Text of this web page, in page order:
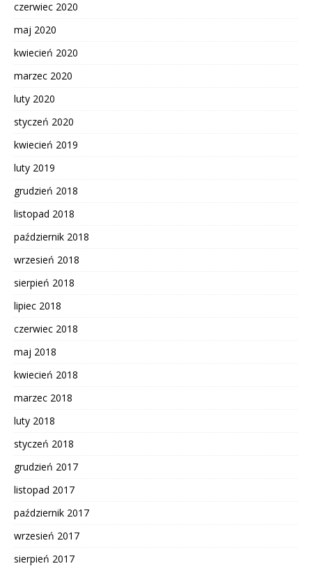
czerwiec 2020
maj 2020
kwiecień 2020
marzec 2020
luty 2020
styczeń 2020
kwiecień 2019
luty 2019
grudzień 2018
listopad 2018
październik 2018
wrzesień 2018
sierpień 2018
lipiec 2018
czerwiec 2018
maj 2018
kwiecień 2018
marzec 2018
luty 2018
styczeń 2018
grudzień 2017
listopad 2017
październik 2017
wrzesień 2017
sierpień 2017